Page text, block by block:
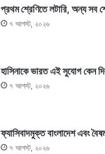
প্রথম শ্রেণিতে লটারি, অন্য সব
৭ আগস্ট, ২০২৬
হাসিনাকে ভারত এই সুযোগ কেন
৭ আগস্ট, ২০২৬
ফ্যাসিবাদমুক্ত বাংলাদেশ এবং
৭ আগস্ট, ২০২৬